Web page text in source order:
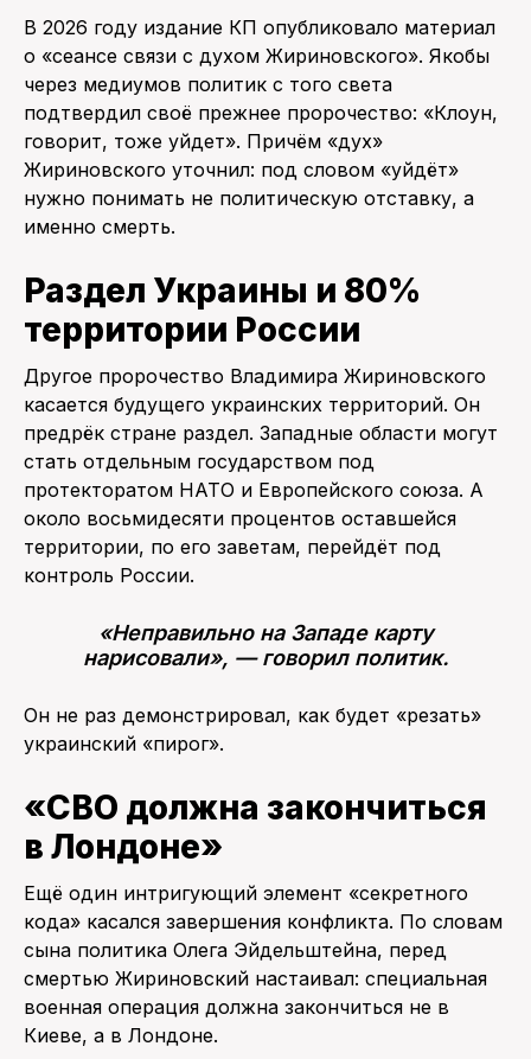
В 2026 году издание КП опубликовало материал
о «сеансе связи с духом Жириновского». Якобы
через медиумов политик с того света
подтвердил своё прежнее пророчество: «Клоун,
говорит, тоже уйдет». Причём «дух»
Жириновского уточнил: под словом «уйдёт»
нужно понимать не политическую отставку, а
именно смерть.
Раздел Украины и 80%
территории России
Другое пророчество Владимира Жириновского
касается будущего украинских территорий. Он
предрёк стране раздел. Западные области могут
стать отдельным государством под
протекторатом НАТО и Европейского союза. А
около восьмидесяти процентов оставшейся
территории, по его заветам, перейдёт под
контроль России.
«Неправильно на Западе карту
нарисовали», — говорил политик.
Он не раз демонстрировал, как будет «резать»
украинский «пирог».
«СВО должна закончиться
в Лондоне»
Ещё один интригующий элемент «секретного
кода» касался завершения конфликта. По словам
сына политика Олега Эйдельштейна, перед
смертью Жириновский настаивал: специальная
военная операция должна закончиться не в
Киеве, а в Лондоне.